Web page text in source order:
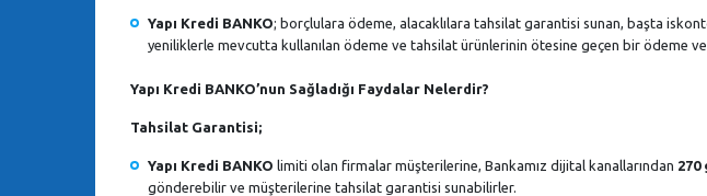
Yapı Kredi BANKO; borçlulara ödeme, alacaklılara tahsilat garantisi sunan, başta
yeniliklerle mevcutta kullanılan ödeme ve tahsilat ürünlerinin ötesine geçen bir ödeme
Yapı Kredi BANKO’nun Sağladığı Faydalar Nelerdir?
Tahsilat Garantisi;
Yapı Kredi BANKO limiti olan firmalar müşterilerine, Bankamız dijital kanallarından
gönderebilir ve müşterilerine tahsilat garantisi sunabilirler.